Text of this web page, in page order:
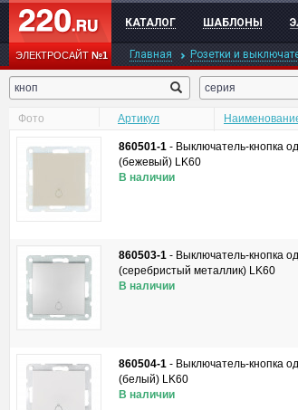
ЭЛЕКТРОСАЙТ№1
КАТАЛОГ ШАБЛОНЫ
Главная Розетки и
серия
Фото Артикул
860501-1 - Выключатель-кнопка
(бежевый) LK60
В наличии
860503-1 - Выключатель-кнопка
(серебристый металлик) LK60
В наличии
860504-1 - Выключатель-кнопка
(белый) LK60
В наличии